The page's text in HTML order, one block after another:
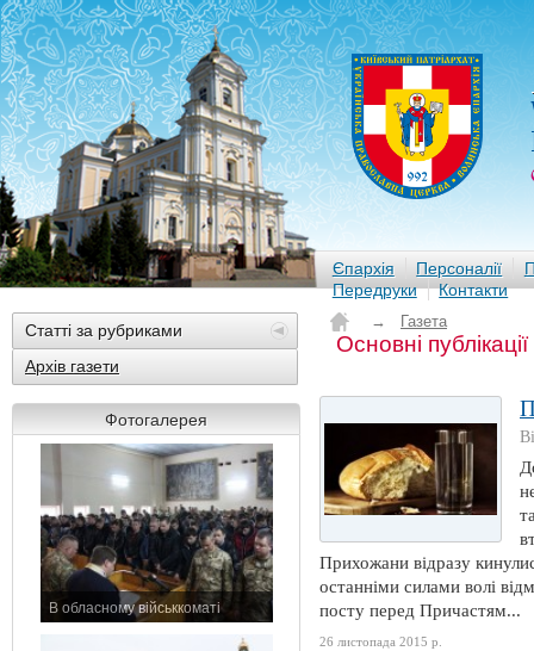
Єпархія Персоналії
Передруки
Контакти
Статті за рубриками
Архів газети
Фотогалерея
В обласному військкоматі
→ Газета
Основні
Прихожани відразу
останніми силами волі
посту перед Причастям...
26 листопада 2015 р.